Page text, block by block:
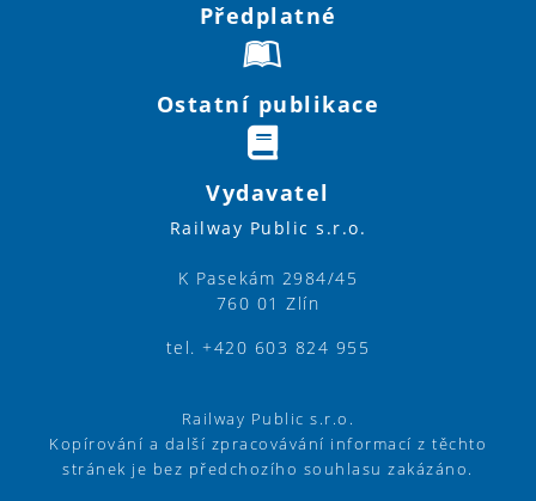
Předplatné
Ostatní publikace
Vydavatel
Railway Public s.r.o.
K Pasekám 2984/45
760 01 Zlín
tel. +420 603 824 955
Railway Public s.r.o.
Kopírování a další zpracovávání informací z těchto
stránek je bez předchozího souhlasu zakázáno.